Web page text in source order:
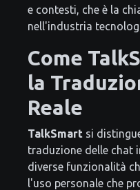
e contesti, che è la
nell'industria
Come
la
Reale
TalkSmart si
traduzione delle chat
diverse funzionalità
l'uso personale che